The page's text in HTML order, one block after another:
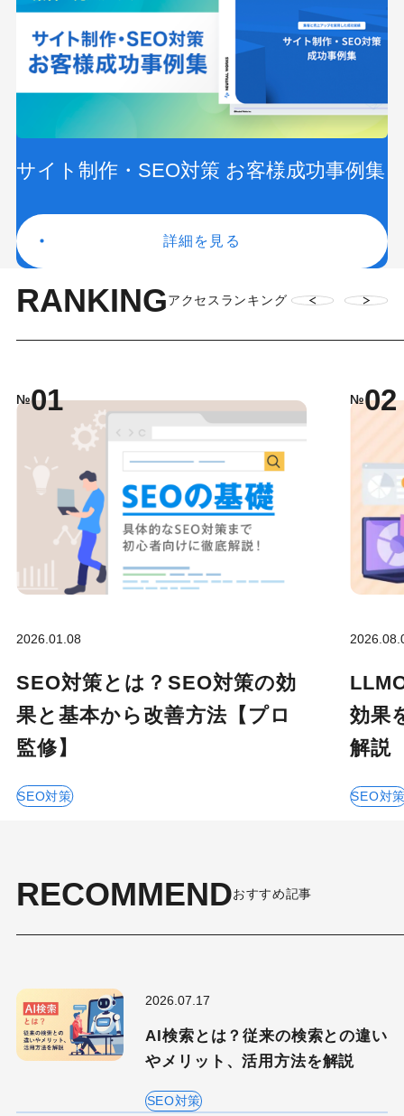
キーワードから記事を検索
サイト制作・SEO対策 お客様成功事例集
詳細を見る
RANKINGアクセスランキング
№01
2026.01.08
SEO対策とは？SEO対策の効
果と基本から改善方法【プロ
監修】
SEO対策
№02
効果
解説
SEO対
RECOMMENDおすすめ記事
2026.07.17
AI検索とは？従来の検索との違い
やメリット、活用方法を解説
SEO対策